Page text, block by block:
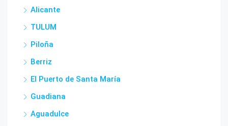
Alicante
TULUM
Piloña
Berriz
El Puerto de Santa María
Guadiana
Aguadulce